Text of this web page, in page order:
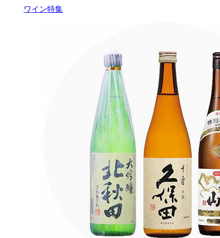
ワイン特集